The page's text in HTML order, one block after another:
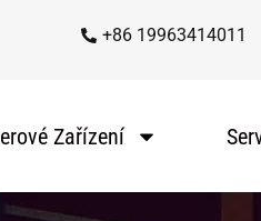
+86 19963414011
Zařízení